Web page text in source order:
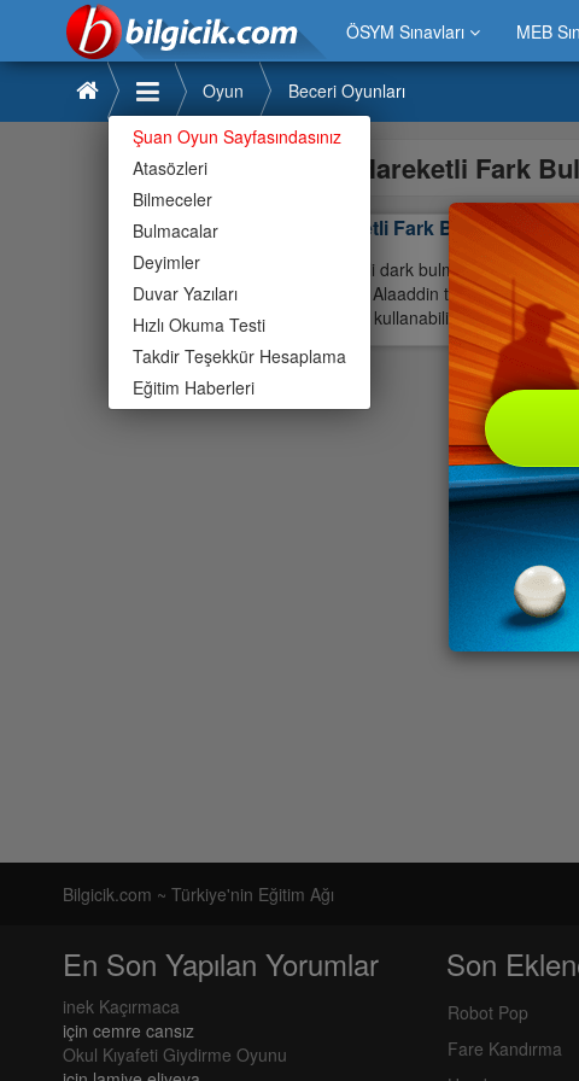
ÖSYM Sınavları MEB
Şuan Oyun Sayfasındasınız
Atasözleri
Bilmeceler
Bulmacalar
Deyimler
Duvar Yazıları
Hızlı Okuma Testi
Takdir Teşekkür Hesaplama
Eğitim Haberleri
Oyun Beceri Oyunları
Hareketli Fark
Hareketli Fark Bulma
Hareketli dark bulma oyunları
Oyunda Alaaddin temalı bir
MOUSE kullanabilirsiniz.
Bilgicik.com ~ Türkiye'nin Eğitim Ağı
En Son Yapılan Yorumlar
inek Kaçırmaca
için cemre cansız
Okul Kıyafeti Giydirme Oyunu
Son
Robot Pop
Fare Kandırma